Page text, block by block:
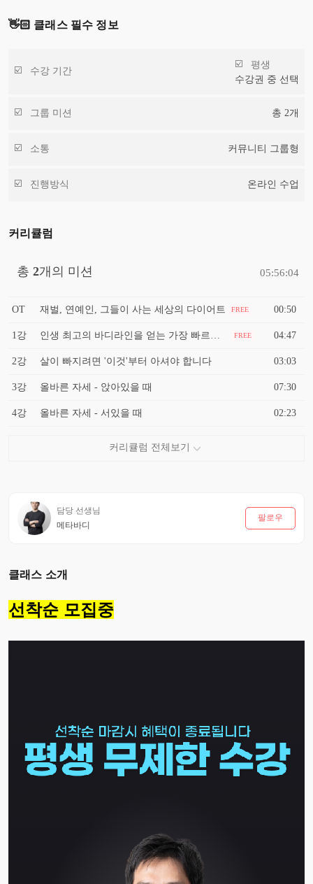
👋🏻 클래스 필수 정보
수강 기간
평생
수강권 중 선택
그룹 미션 총 2개
소통 커뮤니티 그룹형
진행방식 온라인 수업
커리큘럼
총 2개의 미션 05:56:04
OT 재벌, 연예인, 그들이 사는 세상의 다이어트 FREE 00:50
1강 FREE 04:47
2강 살이 빠지려면 '이것'부터 아셔야 합니다 03:03
3강 올바른 자세 - 앉아있을 때 07:30
4강 올바른 자세 - 서있을 때 02:23
담당 선생님
메타바디
팔로우
클래스 소개
선착순 모집중